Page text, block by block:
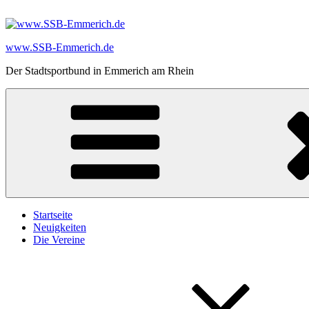
Inhalt
www.SSB-Emmerich.de
Der Stadtsportbund in Emmerich am Rhein
Startseite
Neuigkeiten
Die Vereine